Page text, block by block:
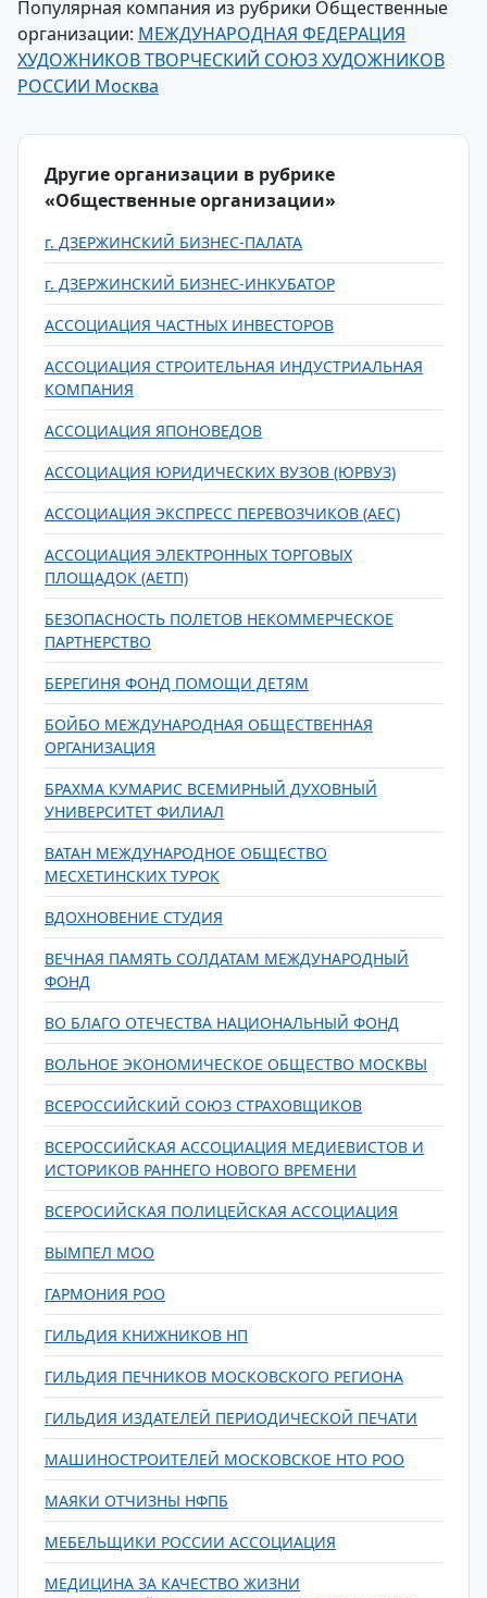
Популярная компания из рубрики Общественные
организации: МЕЖДУНАРОДНАЯ ФЕДЕРАЦИЯ
ХУДОЖНИКОВ ТВОРЧЕСКИЙ СОЮЗ ХУДОЖНИКОВ
РОССИИ Москва
Другие организации в рубрике
«Общественные организации»
г. ДЗЕРЖИНСКИЙ БИЗНЕС-ПАЛАТА
г. ДЗЕРЖИНСКИЙ БИЗНЕС-ИНКУБАТОР
АССОЦИАЦИЯ ЧАСТНЫХ ИНВЕСТОРОВ
АССОЦИАЦИЯ СТРОИТЕЛЬНАЯ ИНДУСТРИАЛЬНАЯ
КОМПАНИЯ
АССОЦИАЦИЯ ЯПОНОВЕДОВ
АССОЦИАЦИЯ ЮРИДИЧЕСКИХ ВУЗОВ (ЮРВУЗ)
АССОЦИАЦИЯ ЭКСПРЕСС ПЕРЕВОЗЧИКОВ (AEC)
АССОЦИАЦИЯ ЭЛЕКТРОННЫХ ТОРГОВЫХ
ПЛОЩАДОК (АЕТП)
БЕЗОПАСНОСТЬ ПОЛЕТОВ НЕКОММЕРЧЕСКОЕ
ПАРТНЕРСТВО
БЕРЕГИНЯ ФОНД ПОМОЩИ ДЕТЯМ
БОЙБО МЕЖДУНАРОДНАЯ ОБЩЕСТВЕННАЯ
ОРГАНИЗАЦИЯ
БРАХМА КУМАРИС ВСЕМИРНЫЙ ДУХОВНЫЙ
УНИВЕРСИТЕТ ФИЛИАЛ
ВАТАН МЕЖДУНАРОДНОЕ ОБЩЕСТВО
МЕСХЕТИНСКИХ ТУРОК
ВДОХНОВЕНИЕ СТУДИЯ
ВЕЧНАЯ ПАМЯТЬ СОЛДАТАМ МЕЖДУНАРОДНЫЙ
ФОНД
ВО БЛАГО ОТЕЧЕСТВА НАЦИОНАЛЬНЫЙ ФОНД
ВОЛЬНОЕ ЭКОНОМИЧЕСКОЕ ОБЩЕСТВО МОСКВЫ
ВСЕРОССИЙСКИЙ СОЮЗ СТРАХОВЩИКОВ
ВСЕРОССИЙСКАЯ АССОЦИАЦИЯ МЕДИЕВИСТОВ И
ИСТОРИКОВ РАННЕГО НОВОГО ВРЕМЕНИ
ВСЕРОСИЙСКАЯ ПОЛИЦЕЙСКАЯ АССОЦИАЦИЯ
ВЫМПЕЛ МОО
ГАРМОНИЯ РОО
ГИЛЬДИЯ КНИЖНИКОВ НП
ГИЛЬДИЯ ПЕЧНИКОВ МОСКОВСКОГО РЕГИОНА
ГИЛЬДИЯ ИЗДАТЕЛЕЙ ПЕРИОДИЧЕСКОЙ ПЕЧАТИ
МАШИНОСТРОИТЕЛЕЙ МОСКОВСКОЕ НТО РОО
МАЯКИ ОТЧИЗНЫ НФПБ
МЕБЕЛЬЩИКИ РОССИИ АССОЦИАЦИЯ
МЕДИЦИНА ЗА КАЧЕСТВО ЖИЗНИ